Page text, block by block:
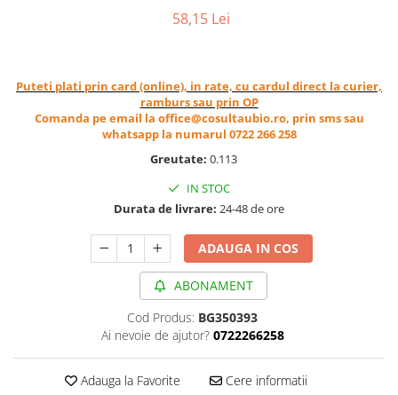
Cereale, fulgi din cereale, mic
Orez, Faina si Premixuri
Ulei, otet
Produse din carne
Conserve, Pateuri, creme
Leguminoase si seminte
Fermenti si gelifianti
Produse din soia
58,15 Lei
Puteti plati prin card (online), in rate, cu cardul direct la curier,
ramburs sau prin OP
Comanda pe email la office@cosultaubio.ro, prin sms sau
whatsapp la numarul 0722 266 258
Greutate: 0.113
IN STOC
Durata de livrare: 24-48 de ore
ADAUGA IN COS
ABONAMENT
Cod Produs: BG350393
Ai nevoie de ajutor? 0722266258
Adauga la Favorite Cere informatii